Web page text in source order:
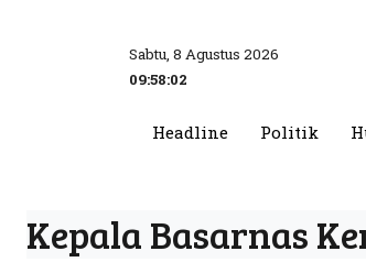
Sabtu, 8 Agustus 2026
09:58:03
Headline Politik
Kepala Basarnas